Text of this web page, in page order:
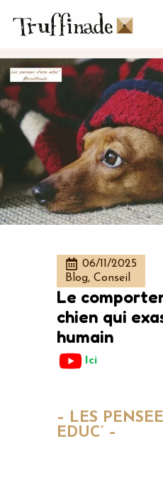
content
06/11/2025
Blog, Conseil
Le
chien qui
humain
Ici
– LES
EDUC’ –